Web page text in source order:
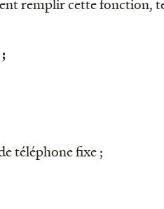
remplir cette fonction,
téléphone fixe ;